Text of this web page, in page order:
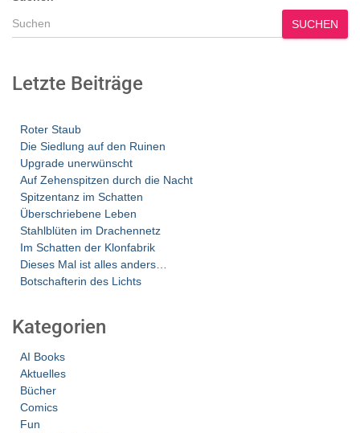
SUCHEN
Letzte Beiträge
Roter Staub
Die Siedlung auf den Ruinen
Upgrade unerwünscht
Auf Zehenspitzen durch die Nacht
Spitzentanz im Schatten
Überschriebene Leben
Stahlblüten im Drachennetz
Im Schatten der Klonfabrik
Dieses Mal ist alles anders…
Botschafterin des Lichts
Kategorien
AI Books
Aktuelles
Bücher
Comics
Fun